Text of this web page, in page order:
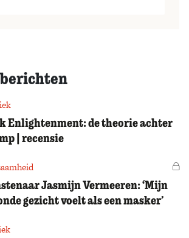
Enlightenment: de theorie achter
| recensie
Jasmijn Vermeeren: ‘Mijn
gezicht voelt als een masker’